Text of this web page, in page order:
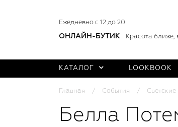
Ежедневно с 12 до 20
ОНЛАЙН-БУТИК Красота ближе,
КАТАЛОГ LOOKBOOK
Главная События
Белла